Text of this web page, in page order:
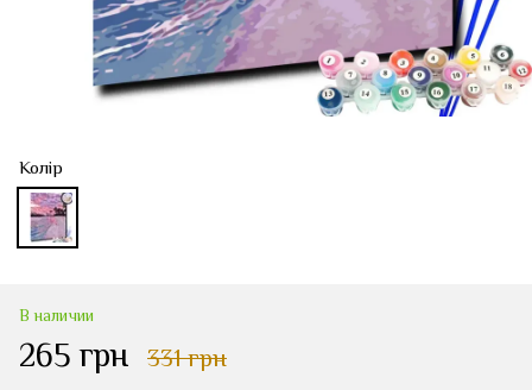
Колір
В наличии
265 грн 331 грн